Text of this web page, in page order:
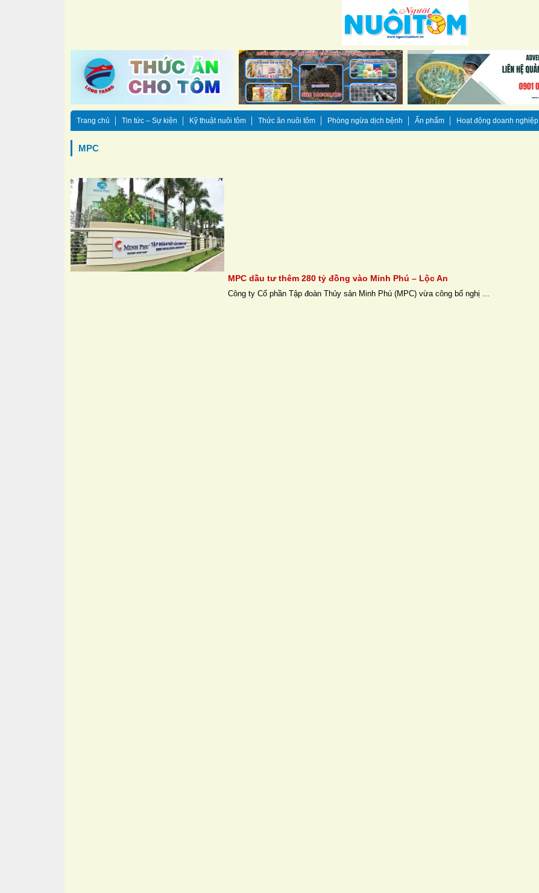
Trang chủ Tin tức – Sự kiện Kỹ thuật nuôi tôm Thức ăn nuôi tôm Phòng ngừa dịch bệnh Ấn phẩm Hoạt động doanh nghiệp
MPC
MPC dầu tư thêm 280 tỷ đồng vào Minh Phú – Lộc An
Công ty Cổ phần Tập đoàn Thủy sản Minh Phú (MPC) vừa công bố nghị ...